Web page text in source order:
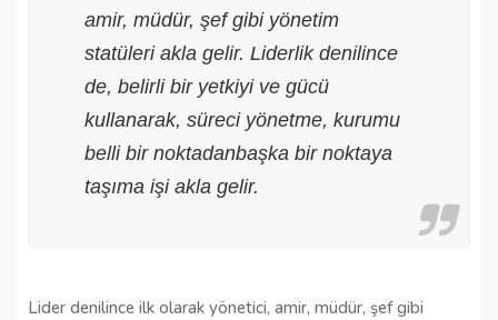
amir, müdür, şef gibi yönetim
statüleri akla gelir. Liderlik denilince
de, belirli bir yetkiyi ve gücü
kullanarak, süreci yönetme, kurumu
belli bir noktadanbaşka bir noktaya
taşıma işi akla gelir.
Lider denilince ilk olarak yönetici, amir, müdür, şef gibi